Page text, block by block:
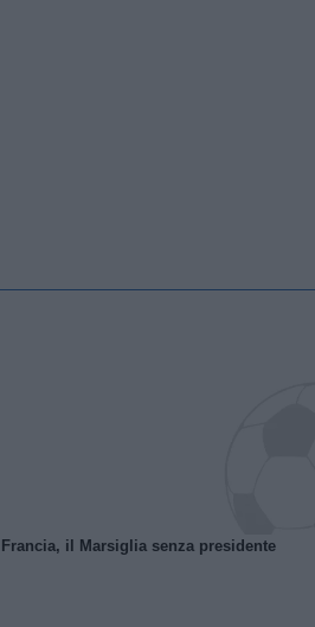
Francia, il Marsiglia senza presidente